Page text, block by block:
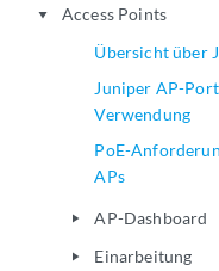
play_arrow
Access Points
Übersicht über
Juniper AP-
Verwendung
PoE-
APs
play_arrow AP-Dashboard
play_arrow Einarbeitung